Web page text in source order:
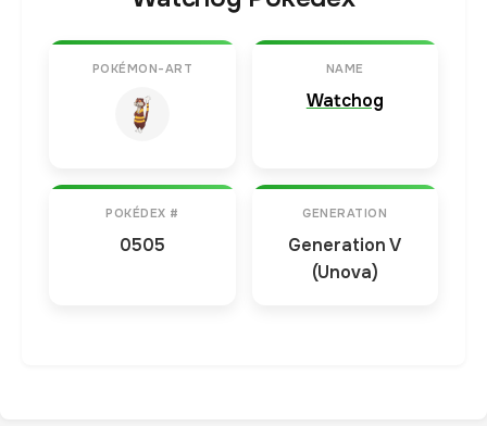
POKÉMON-ART NAME
Watchog
POKÉDEX #
0505
GENERATION
Generation V
(Unova)